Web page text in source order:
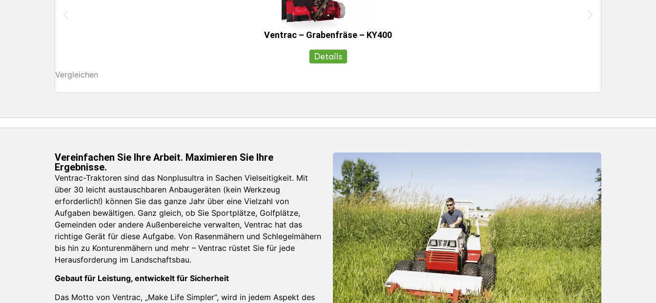
Ventrac – Grabenfräse – KY400
Vergleichen
Details
Vereinfachen Sie Ihre Arbeit. Maximieren Sie Ihre
Ergebnisse.
Ventrac-Traktoren sind das Nonplusultra in Sachen Vielseitigkeit. Mit
über 30 leicht austauschbaren Anbaugeräten (kein Werkzeug
erforderlich!) können Sie das ganze Jahr über eine Vielzahl von
Aufgaben bewältigen. Ganz gleich, ob Sie Sportplätze, Golfplätze,
Gemeinden oder andere Außenbereiche verwalten, Ventrac hat das
richtige Gerät für diese Aufgabe. Von Rasenmähern und Schlegelmähern
bis hin zu Konturenmähern und mehr – Ventrac rüstet Sie für jede
Herausforderung im Landschaftsbau.
Gebaut für Leistung, entwickelt für Sicherheit
Das Motto von Ventrac, „Make Life Simpler“, wird in jedem Aspekt des